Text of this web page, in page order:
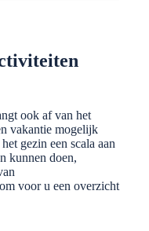
ook af van het
vakantie mogelijk
gezin een scala aan
kunnen doen,
voor u een overzicht